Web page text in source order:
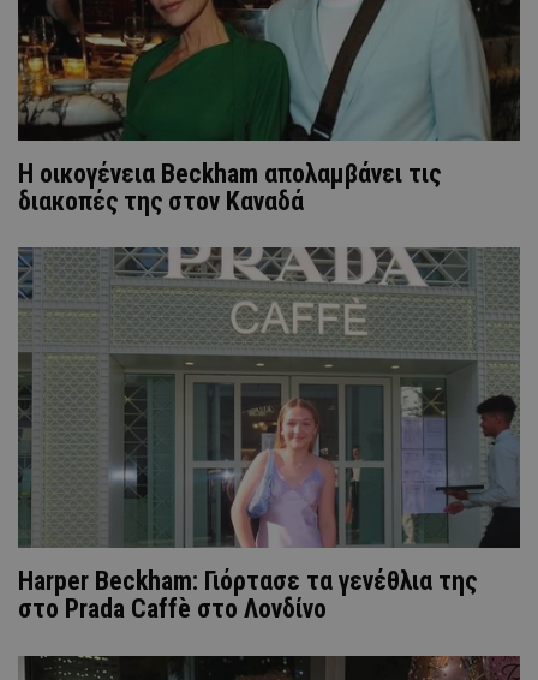
Η οικογένεια Beckham απολαμβάνει τις
διακοπές της στον Καναδά
Harper Beckham: Γιόρτασε τα γενέθλια της
στο Prada Caffè στο Λονδίνο